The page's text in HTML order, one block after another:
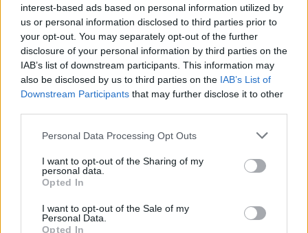
interest-based ads based on personal information utilized by
us or personal information disclosed to third parties prior to
your opt-out. You may separately opt-out of the further
disclosure of your personal information by third parties on the
IAB’s list of downstream participants. This information may
also be disclosed by us to third parties on the IAB’s List of
Downstream Participants that may further disclose it to other
Please note that this website/app uses one or more Google
not limited to your visit or usage behaviour. You may click to
grant or deny consent to Google and its third-party tags to
use your data for below specified purposes in below Google
consent section.
Personal Data Processing Opt Outs
I want to opt-out of the Sharing of my
personal data.
Opted In
I want to opt-out of the Sale of my
Personal Data.
Opted In
M44 gyorsforgalmi út
és a 44-es főút
találkozásánál új
csomópont épül.
TOVÁBB OLVASOM
kunszentmárton,m44,magyarország
Jász-Nagykun-Szolnok megye egyik fontos
hídját zárják le a következő napokban
2026.03.13. Kiss Lajos